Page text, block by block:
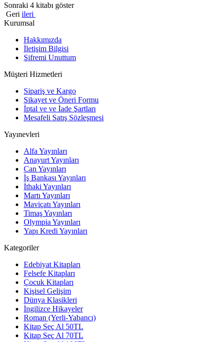
Sonraki 4 kitabı göster
Geri ileri
Kurumsal
Hakkımızda
İletişim Bilgisi
Şifremi Unuttum
Müşteri Hizmetleri
Sipariş ve Kargo
Şikayet ve Öneri Formu
İptal ve ve İade Şartları
Mesafeli Satış Sözleşmesi
Yayınevleri
Alfa Yayınları
Anayurt Yayınları
Can Yayınları
İş Bankası Yayınları
İthaki Yayınları
Martı Yayınları
Maviçatı Yayınları
Timaş Yayınları
Olympia Yayınları
Yapı Kredi Yayınları
Kategoriler
Edebiyat Kitapları
Felsefe Kitapları
Çocuk Kitapları
Kişisel Gelişim
Dünya Klasikleri
İngilizce Hikayeler
Roman (Yerli-Yabancı)
Kitap Seç Al 50TL
Kitap Seç Al 70TL